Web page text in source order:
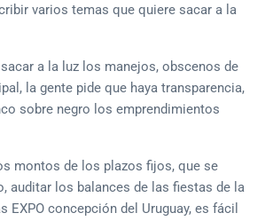
varios temas que quiere sacar a la
a la luz los manejos, obscenos de
la gente pide que haya transparencia,
sobre negro los emprendimientos
montos de los plazos fijos, que se
auditar los balances de las fiestas de la
EXPO concepción del Uruguay, es fácil